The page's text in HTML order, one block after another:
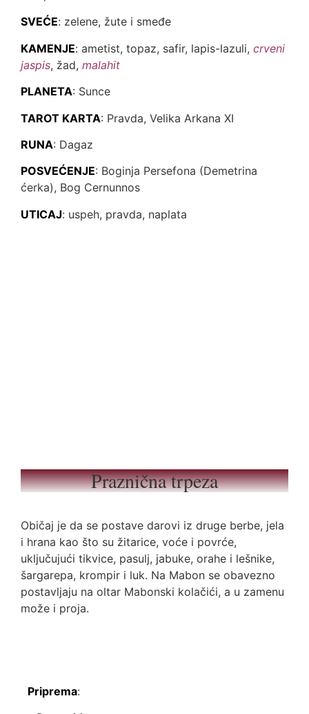
SVEĆE: zelene, žute i smeđe
KAMENJE: ametist, topaz, safir, lapis-lazuli, crveni
jaspis, žad, malahit
PLANETA: Sunce
TAROT KARTA: Pravda, Velika Arkana XI
RUNA: Dagaz
POSVEĆENJE: Boginja Persefona (Demetrina
ćerka), Bog Cernunnos
UTICAJ: uspeh, pravda, naplata
Praznična trpeza
Običaj je da se postave darovi iz druge berbe, jela
i hrana kao što su žitarice, voće i povrće,
uključujući tikvice, pasulj, jabuke, orahe i lešnike,
šargarepa, krompir i luk. Na Mabon se obavezno
postavljaju na oltar Mabonski kolačići, a u zamenu
može i proja.
Priprema: